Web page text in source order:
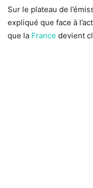
Sur le plateau de
expliqué que face à
que la France devient